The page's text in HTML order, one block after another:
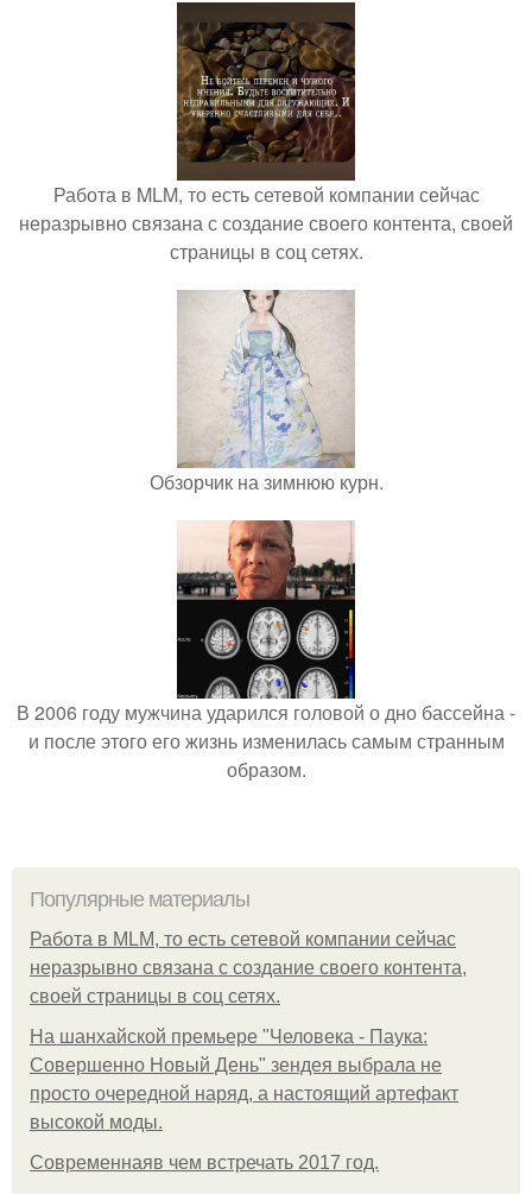
Работа в MLM, то есть сетевой компании сейчас
неразрывно связана с создание своего контента, своей
страницы в соц сетях.
Обзорчик на зимнюю курн.
В 2006 году мужчина ударился головой о дно бассейна -
и после этого его жизнь изменилась самым странным
образом.
Популярные материалы
Работа в MLM, то есть сетевой компании сейчас
неразрывно связана с создание своего контента,
своей страницы в соц сетях.
На шанхайской премьере "Человека - Паука:
Совершенно Новый День" зендея выбрала не
просто очередной наряд, а настоящий артефакт
высокой моды.
Современнаяв чем встречать 2017 год.